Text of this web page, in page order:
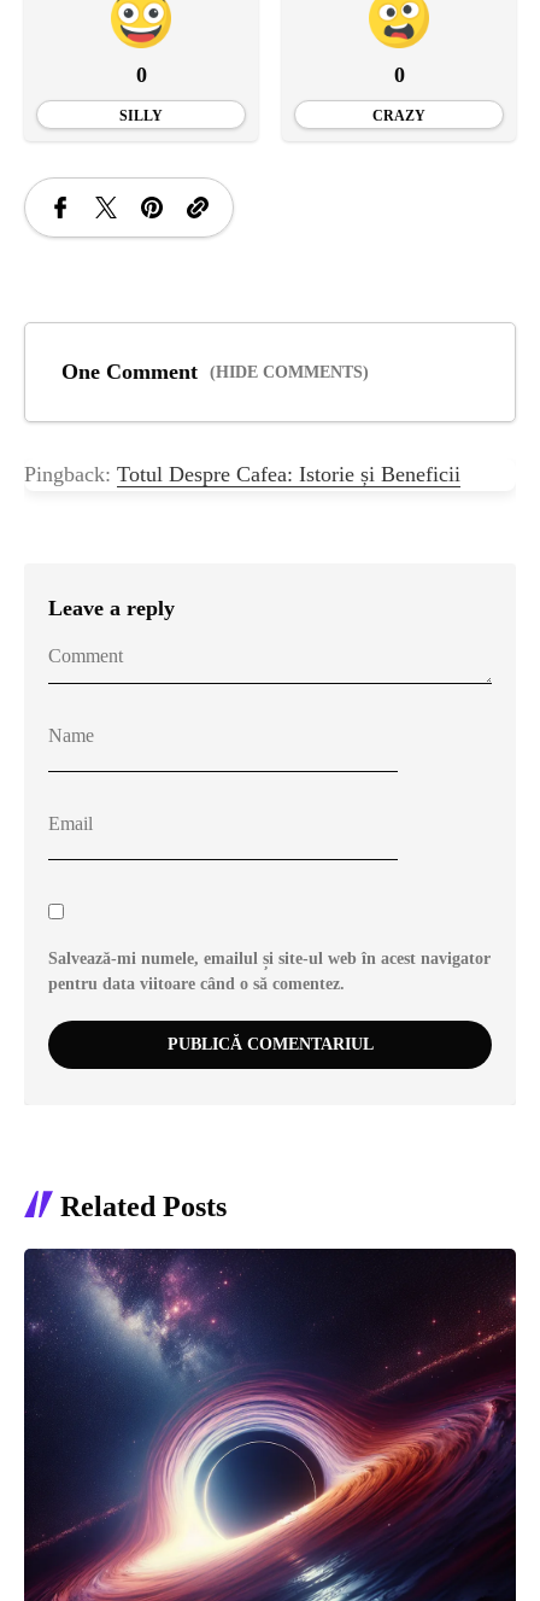
0
SILLY
0
CRAZY
One Comment (HIDE COMMENTS)
Pingback: Totul Despre Cafea: Istorie și Beneficii
Leave a reply
Salvează-mi numele, emailul și site-ul web în acest navigator
pentru data viitoare când o să comentez.
Related Posts